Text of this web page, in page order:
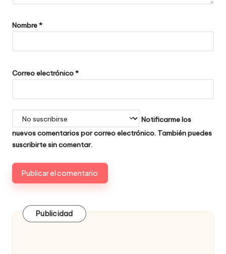
Nombre*
Correo electrónico*
Notificarme los
nuevos comentarios por correo electrónico. También puedes
suscribirtesin comentar.
Publicidad